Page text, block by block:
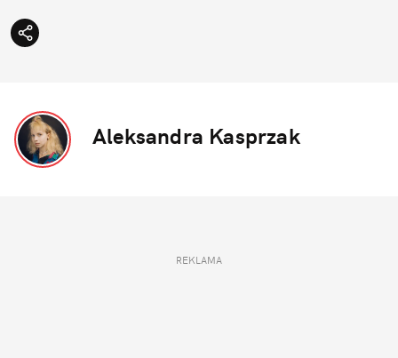
Aleksandra Kasprzak
REKLAMA